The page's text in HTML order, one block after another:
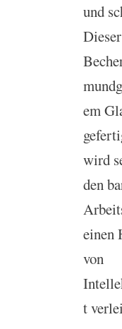
und
em
wird
den
einen
von
t